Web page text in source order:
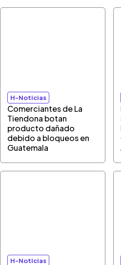
H-Noticias
Comerciantes de La
Tiendona botan
producto dañado
debido a bloqueos en
Guatemala
H-Noticias